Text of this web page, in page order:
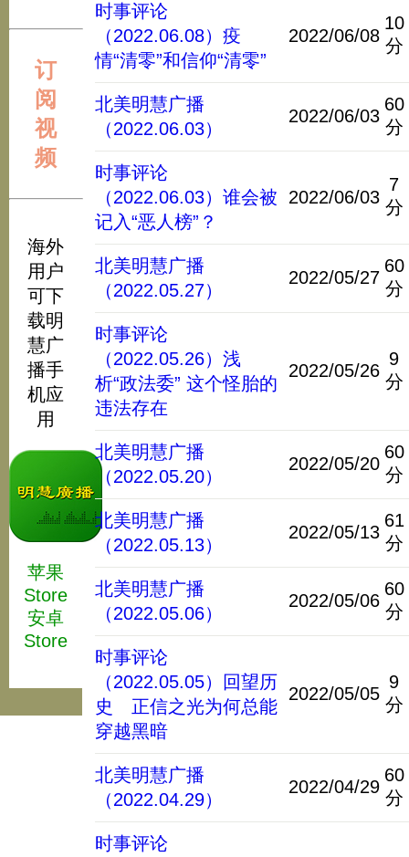
订
阅
视
频
海外
用户
可下
载明
慧广
播手
机应
用
苹果
Store
安卓
Store
时事评论
（2022.06.08）疫
情“清零”和信仰“清零”
2022/06/08
10
分
北美明慧广播
（2022.06.03）
2022/06/03
60
分
时事评论
（2022.06.03）谁会被
记入“恶人榜”？
2022/06/03
7
分
北美明慧广播
（2022.05.27）
2022/05/27
60
分
时事评论
（2022.05.26）浅
析“政法委” 这个怪胎的
违法存在
2022/05/26
9
分
北美明慧广播
（2022.05.20）
2022/05/20
60
分
北美明慧广播
（2022.05.13）
2022/05/13
61
分
北美明慧广播
（2022.05.06）
2022/05/06
60
分
时事评论
（2022.05.05）回望历
史 正信之光为何总能
穿越黑暗
2022/05/05
9
分
北美明慧广播
（2022.04.29）
2022/04/29
60
分
时事评论